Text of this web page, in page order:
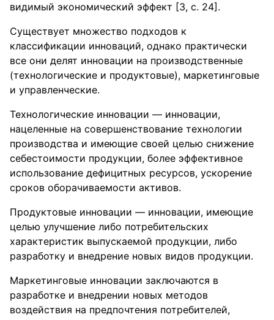
видимый экономический эффект [3, с. 24].
Существует множество подходов к
классификации инноваций, однако практически
все они делят инновации на производственные
(технологические и продуктовые), маркетинговые
и управленческие.
Технологические инновации — инновации,
нацеленные на совершенствование технологии
производства и имеющие своей целью снижение
себестоимости продукции, более эффективное
использование дефицитных ресурсов, ускорение
сроков оборачиваемости активов.
Продуктовые инновации — инновации, имеющие
целью улучшение либо потребительских
характеристик выпускаемой продукции, либо
разработку и внедрение новых видов продукции.
Маркетинговые инновации заключаются в
разработке и внедрении новых методов
воздействия на предпочтения потребителей,